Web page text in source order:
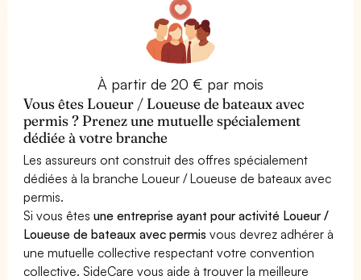
À partir de 20 € par mois
Vous êtes Loueur / Loueuse de bateaux avec
permis ? Prenez une mutuelle spécialement
dédiée à votre branche
Les assureurs ont construit des offres spécialement
dédiées à la branche Loueur / Loueuse de bateaux avec
permis.
Si vous êtesune entreprise ayant pour activité Loueur /
Loueuse de bateaux avec permis vous devrez adhérer à
une mutuelle collective respectant votre convention
collective. SideCare vous aide à trouver la meilleure